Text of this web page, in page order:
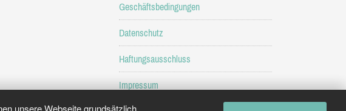
unsere Webseite grundsätzlich
Geschäftsbedingungen
Datenschutz
Haftungsausschluss
Impressum